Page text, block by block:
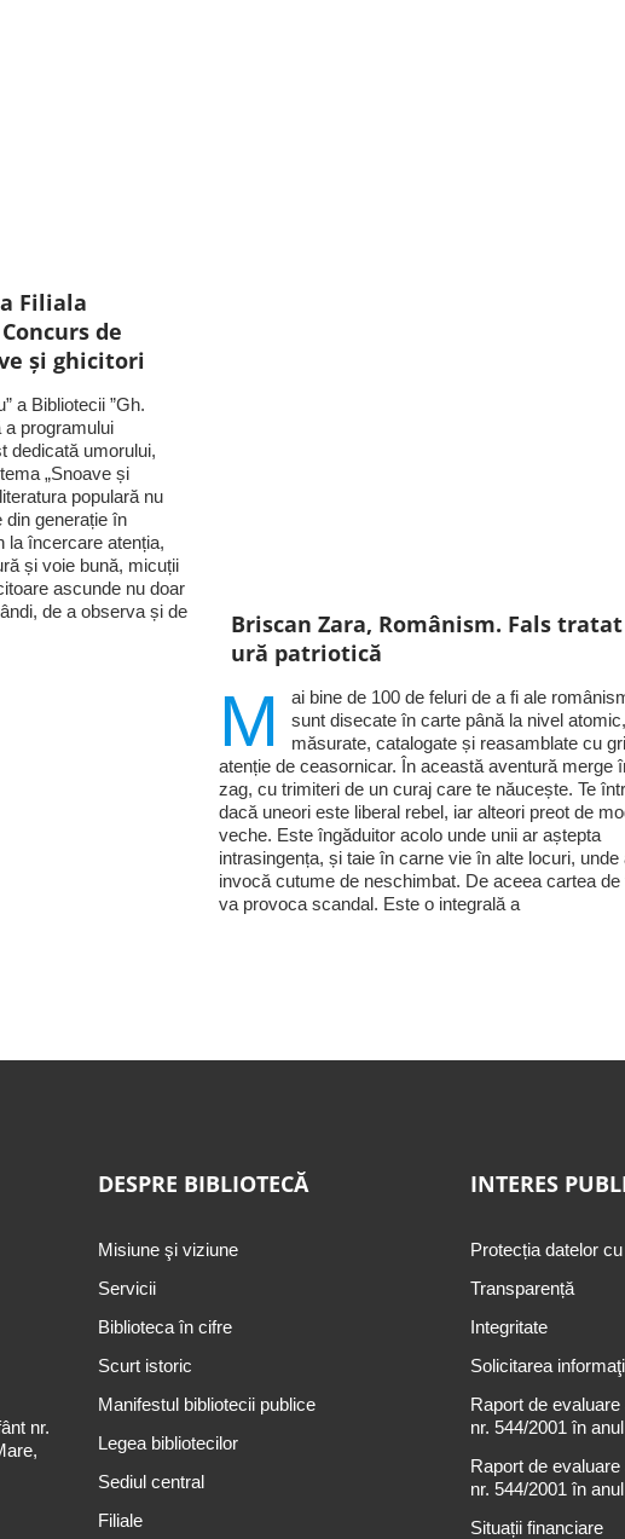
Filiala
de
și ghicitori
a Bibliotecii ”Gh.
a programului
dedicată umorului,
„Snoave și
populară nu
generație în
la încercare atenția,
și voie bună, micuții
ascunde nu doar
de a observa și de
Briscan Zara, Românism. Fals
ură patriotică
M
ai bine de 100 de feluri de a fi ale
sunt disecate în carte până la nivel atomic,
măsurate, catalogate și reasamblate cu
atenție de ceasornicar. În această aventură merge
zag, cu trimiteri de un curaj care te năucește. Te
dacă uneori este liberal rebel, iar alteori preot de
veche. Este îngăduitor acolo unde unii ar aștepta
intrasingența, și taie în carne vie în alte locuri, unde
invocă cutume de neschimbat. De aceea cartea de
va provoca scandal. Este o integrală a
nr.
DESPRE BIBLIOTECĂ
Misiune şi viziune
Servicii
Biblioteca în cifre
Scurt istoric
Manifestul bibliotecii publice
Legea bibliotecilor
Sediul central
Filiale
INTERES
Protecția datelor
Transparență
Integritate
Solicitarea
Raport de
nr. 544/2001 în
Raport de
nr. 544/2001 în
Situații financiare